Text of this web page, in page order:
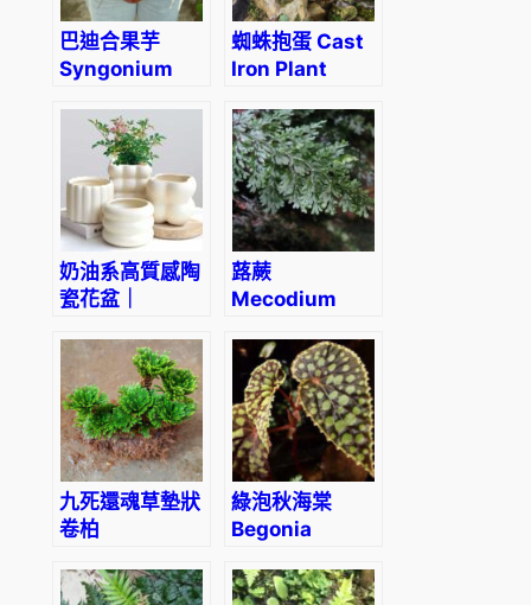
巴迪合果芋
Syngonium
蜘蛛抱蛋 Cast
Iron Plant
elatior Blume)
奶油系高質感陶
瓷花盆｜
Ceramic
Flowerpot –
Nordic Home
Vibe
蕗蕨
Mecodium
九死還魂草墊狀
卷柏
pulvinata
綠泡秋海棠
Begonia
Red Form